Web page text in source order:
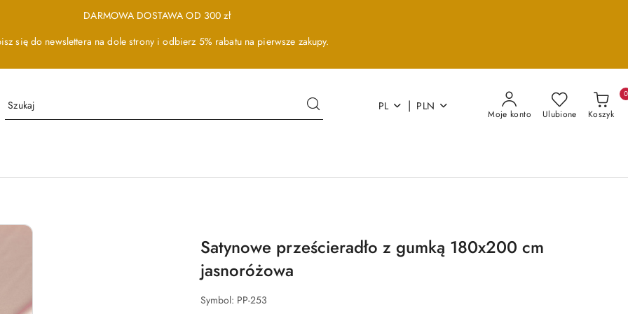
DARMOWA DOSTAWA OD 300 zł
się do newslettera na dole strony i odbierz 5% rabatu na pierwsze zakupy.
PL | PLN
Moje konto Ulubione Koszyk
0
Satynowe prześcieradło z gumką 180x200 cm
jasnoróżowa
Symbol: PP-253